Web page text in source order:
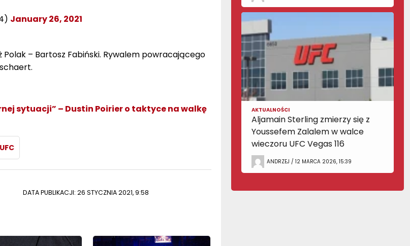
January 26, 2021
– Bartosz Fabiński. Rywalem powracającego
sytuacji” – Dustin Poirier o taktyce na walkę
UFC
DATA PUBLIKACJI: 26 STYCZNIA 2021, 9:58
AKTUALNOŚCI
Aljamain Sterling zmierzy się z
Youssefem Zalalem w walce
wieczoru UFC Vegas 116
ANDRZEJ / 12 MARCA 2026, 15:39